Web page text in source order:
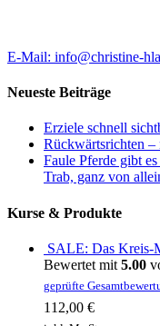
E-Mail: info@christine-
Neueste Beiträge
Erziele schnell
Rückwärtsrichten
Faule Pferde gibt
Trab, ganz von
Kurse & Produkte
SALE: Das Kreis-
Bewertet mit 5.00
geprüfte
112,00 €